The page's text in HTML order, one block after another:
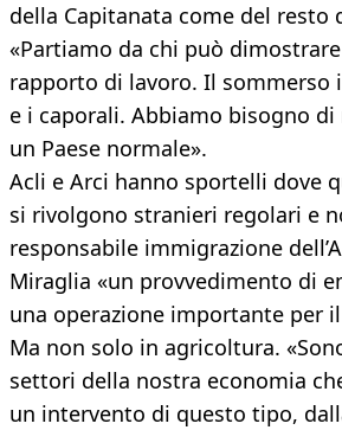
della Capitanata come del resto
«Partiamo da chi può
rapporto di lavoro. Il sommerso
e i caporali. Abbiamo bisogno
un Paese normale».
Acli e Arci hanno sportelli dove
si rivolgono stranieri regolari e
responsabile immigrazione
Miraglia «un provvedimento di
una operazione importante per
Ma non solo in agricoltura.
settori della nostra economia
un intervento di questo tipo,